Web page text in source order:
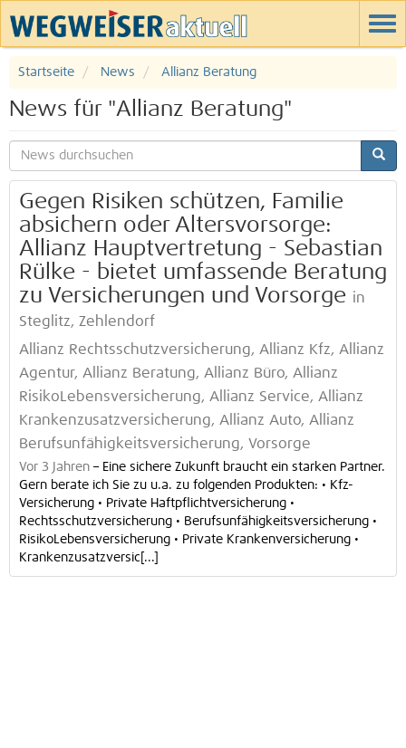
Startseite News Allianz Beratung
News für "Allianz Beratung"
Gegen Risiken schützen, Familie
absichern oder Altersvorsorge:
Allianz Hauptvertretung - Sebastian
Rülke - bietet umfassende Beratung
zu Versicherungen und Vorsorge in
Steglitz, Zehlendorf
Allianz Rechtsschutzversicherung, Allianz Kfz, Allianz
Agentur, Allianz Beratung, Allianz Büro, Allianz
RisikoLebensversicherung, Allianz Service, Allianz
Krankenzusatzversicherung, Allianz Auto, Allianz
Berufsunfähigkeitsversicherung, Vorsorge
Vor 3 Jahren – Eine sichere Zukunft braucht ein starken Partner.
Gern berate ich Sie zu u.a. zu folgenden Produkten: • Kfz-
Versicherung • Private Haftpflichtversicherung •
Rechtsschutzversicherung • Berufsunfähigkeitsversicherung •
RisikoLebensversicherung • Private Krankenversicherung •
Krankenzusatzversic[...]